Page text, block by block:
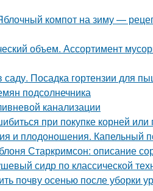
компот на зиму —
объем. Ассортимент
Посадка гортензии для
подсолнечника
канализации
при покупке корней или
и плодоношения. Капельный
Старкримсон: описание
сидр по классической
почву осенью после уборки